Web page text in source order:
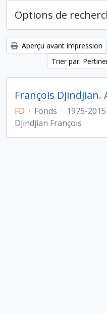
Options de
Aperçu avant impression
Trier par:
FD · Fonds · 1975-2015
Djindjian François